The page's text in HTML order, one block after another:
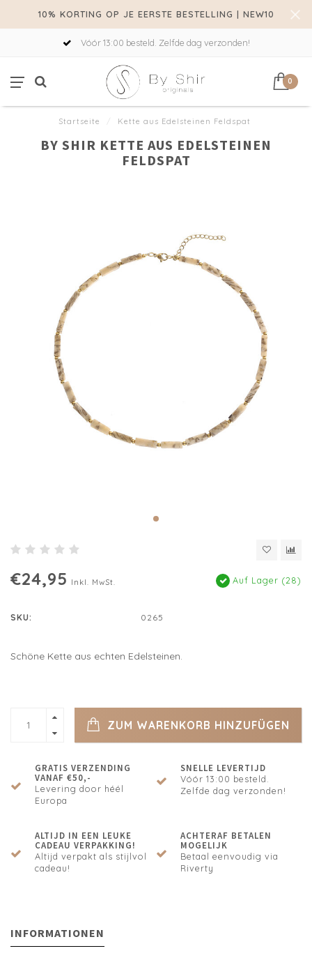
10% KORTING OP JE EERSTE BESTELLING | NEW10
Vóór 13:00 besteld. Zelfde dag verzonden!
0
Startseite / Kette aus Edelsteinen Feldspat
BY SHIR KETTE AUS EDELSTEINEN
FELDSPAT
€24,95 Inkl. MwSt. Auf Lager (28)
SKU: 0265
Schöne Kette aus echten Edelsteinen.
ZUM WARENKORB HINZUFÜGEN
GRATIS VERZENDING
VANAF €50,-
Levering door héél
Europa
SNELLE LEVERTIJD
Vóór 13:00 besteld.
Zelfde dag verzonden!
ALTIJD IN EEN LEUKE
CADEAU VERPAKKING!
Altijd verpakt als stijlvol
cadeau!
ACHTERAF BETALEN
MOGELIJK
Betaal eenvoudig via
Riverty
INFORMATIONEN